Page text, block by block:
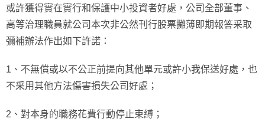
或許獲得實在實行和保護中小投資者好處，公司全部董事、
高等治理職員就公司本次非公然刊行股票攤薄即期報答采取
彌補辦法作出如下許諾：
1、不無償或以不公正前提向其他單元或許小我保送好處，也
不采用其他方法傷害損失公司好處；
2、對本身的職務花費行動停止束縛；